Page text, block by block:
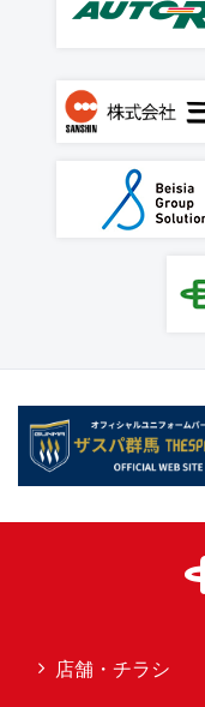
店舗・チラシ